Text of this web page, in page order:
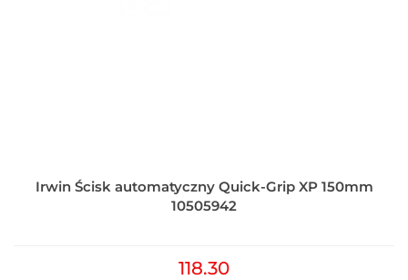
Irwin Ścisk automatyczny Quick-Grip XP 150mm
10505942
118.30